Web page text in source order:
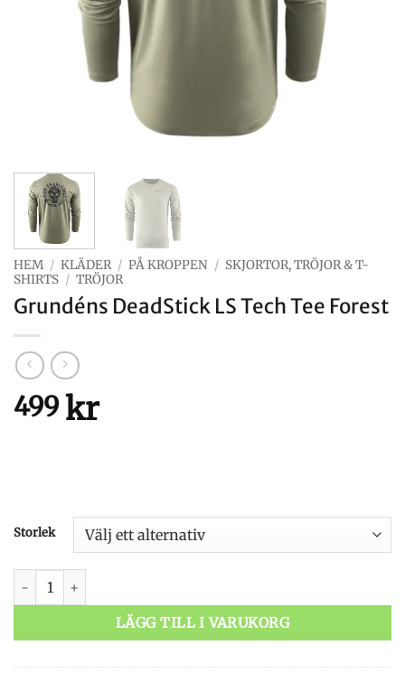
HEM / KLÄDER / PÅ KROPPEN / SKJORTOR, TRÖJOR & T-
SHIRTS / TRÖJOR
Grundéns DeadStick LS Tech Tee Forest
499kr
Storlek
Grundéns DeadStick LS Tech Tee Forest mängd
LÄGG TILL I VARUKORG